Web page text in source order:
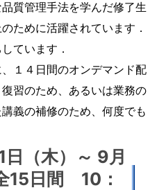
質管理手法を学んだ修了生
ために活躍されています．
ています．
１４日間のオンデマンド配
習のため、あるいは業務の
義の補修のため、何度でも
（木）～ 9月
15日間 10：